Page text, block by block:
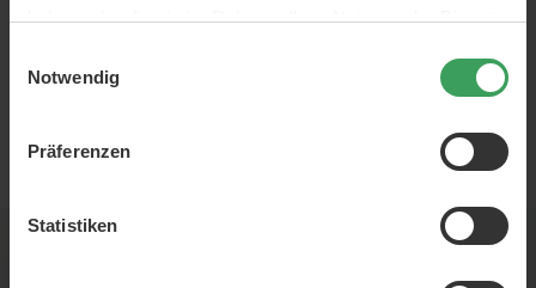
haben oder die sie im Rahmen Ihrer Nutzung der Dienste
Notwendig
Präferenzen
Statistiken